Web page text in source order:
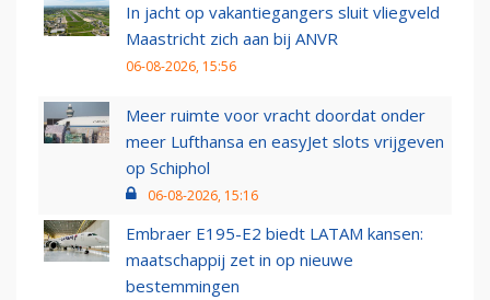
In jacht op vakantiegangers sluit vliegveld
Maastricht zich aan bij ANVR
06-08-2026, 15:56
Meer ruimte voor vracht doordat onder
meer Lufthansa en easyJet slots vrijgeven
op Schiphol
06-08-2026, 15:16
Embraer E195-E2 biedt LATAM kansen:
maatschappij zet in op nieuwe
bestemmingen